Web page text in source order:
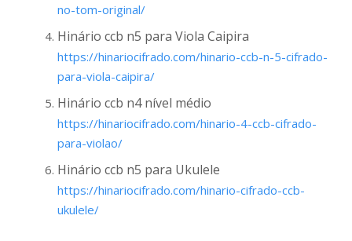
no-tom-original/
Hinário ccb n5 para Viola Caipira
https://hinariocifrado.com/hinario-ccb-n-5-cifrado-
para-viola-caipira/
Hinário ccb n4 nível médio
https://hinariocifrado.com/hinario-4-ccb-cifrado-
para-violao/
Hinário ccb n5 para Ukulele
https://hinariocifrado.com/hinario-cifrado-ccb-
ukulele/